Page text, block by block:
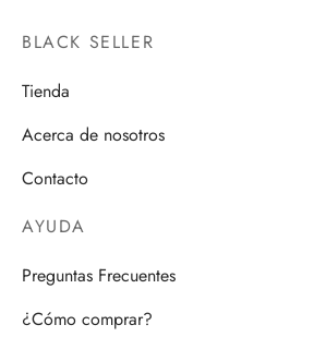
BLACK SELLER
Tienda
Acerca de nosotros
Contacto
AYUDA
Preguntas Frecuentes
¿Cómo comprar?